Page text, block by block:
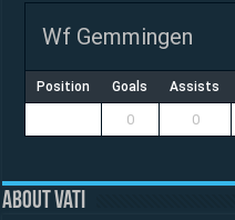
Wf Gemmingen
Position Goals Assists
0 0
About vati